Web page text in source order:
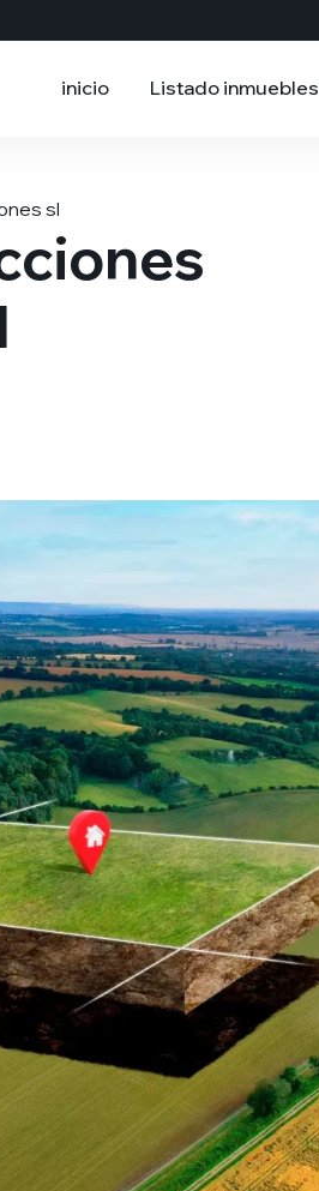
inicio Listado inmuebles
sl